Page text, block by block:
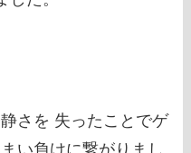
さを 失ったことでゲ